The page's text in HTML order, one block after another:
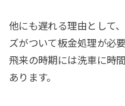
他にも遅れる理由として
ズがついて板金処理が必
飛来の時期には洗車に時
あります。